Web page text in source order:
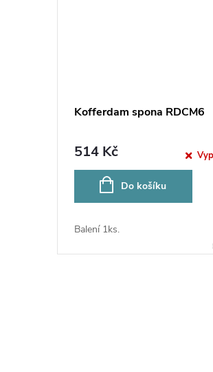
Kofferdam spona RDCM6
514 Kč
Do košíku
Balení 1ks.